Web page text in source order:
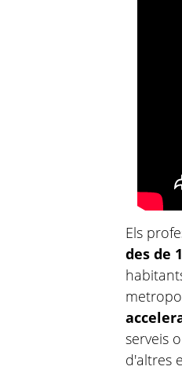
Els
des de
serveis
d'altres